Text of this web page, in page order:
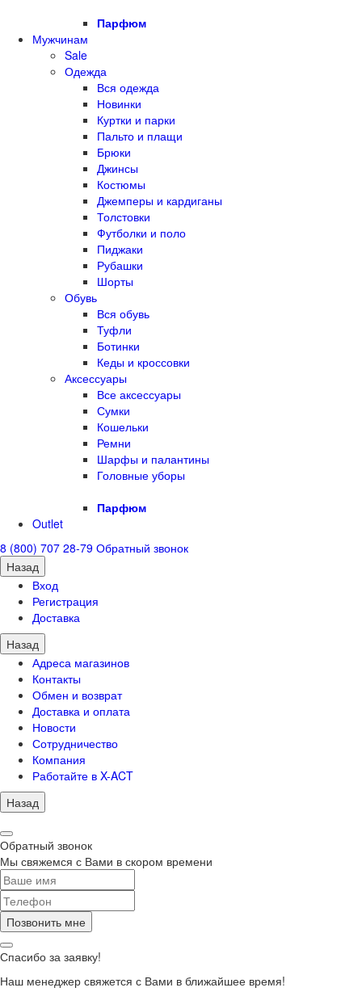
Парфюм
Мужчинам
Sale
Одежда
Вся одежда
Новинки
Куртки и парки
Пальто и плащи
Брюки
Джинсы
Костюмы
Джемперы и кардиганы
Толстовки
Футболки и поло
Пиджаки
Рубашки
Шорты
Обувь
Вся обувь
Туфли
Ботинки
Кеды и кроссовки
Аксессуары
Все аксессуары
Сумки
Кошельки
Ремни
Шарфы и палантины
Головные уборы
Парфюм
Outlet
8 (800) 707 28-79 Обратный звонок
Назад
Вход
Регистрация
Доставка
Назад
Адреса магазинов
Контакты
Обмен и возврат
Доставка и оплата
Новости
Сотрудничество
Компания
Работайте в X-ACT
Назад
Обратный звонок
Мы свяжемся с Вами в скором времени
Позвонить мне
Спасибо за заявку!
Наш менеджер свяжется с Вами в ближайшее время!